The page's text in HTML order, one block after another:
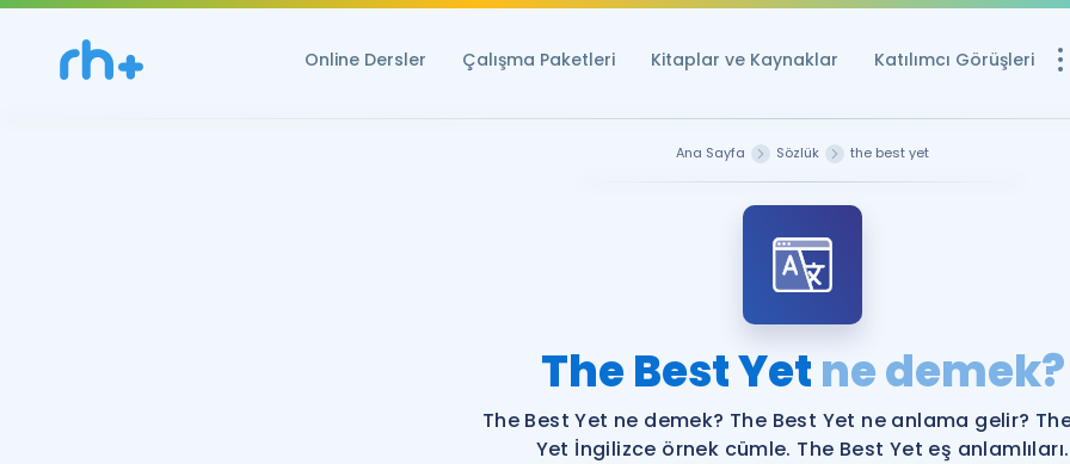
Online Dersler Çalışma Paketleri Kitaplar ve Kaynaklar Katılımcı Görüşleri
Ücretsiz
YDS ve YÖKDİL
YDS ve YÖKDİL'e
Ana Sayfa Sözlük the best yet
The Best Yetne demek?
The Best Yet ne demek? The Best Yet ne anlama gelir?
Yet İngilizce örnek cümle. The Best Yet eş anlamlıları.